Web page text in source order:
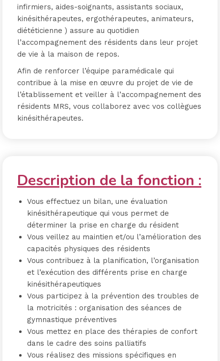
infirmiers, aides-soignants, assistants sociaux,
kinésithérapeutes, ergothérapeutes, animateurs,
diététicienne ) assure au quotidien
l’accompagnement des résidents dans leur projet
de vie à la maison de repos.
Afin de renforcer l’équipe paramédicale qui
contribue à la mise en œuvre du projet de vie de
l’établissement et veiller à l’accompagnement des
résidents MRS, vous collaborez avec vos collègues
kinésithérapeutes.
Description de la fonction :
Vous effectuez un bilan, une évaluation
kinésithérapeutique qui vous permet de
déterminer la prise en charge du résident
Vous veillez au maintien et/ou l’amélioration des
capacités physiques des résidents
Vous contribuez à la planification, l’organisation
et l’exécution des différents prise en charge
kinésithérapeutiques
Vous participez à la prévention des troubles de
la motricités : organisation des séances de
gymnastique préventives
Vous mettez en place des thérapies de confort
dans le cadre des soins palliatifs
Vous réalisez des missions spécifiques en